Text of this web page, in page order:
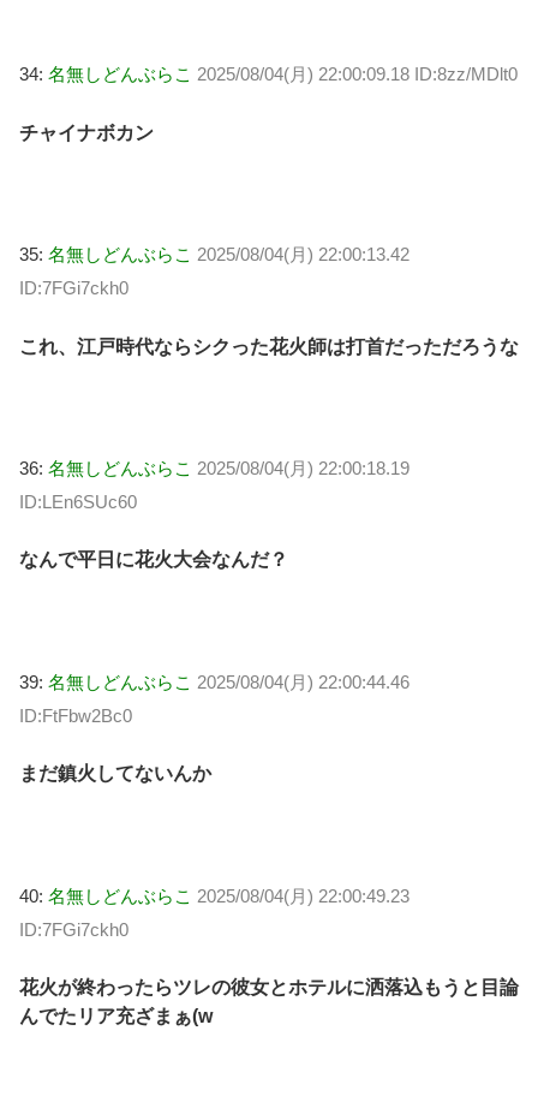
34: 名無しどんぶらこ 2025/08/04(月) 22:00:09.18 ID:8zz/MDlt0
チャイナボカン
35: 名無しどんぶらこ 2025/08/04(月) 22:00:13.42
ID:7FGi7ckh0
これ、江戸時代ならシクった花火師は打首だっただろうな
36: 名無しどんぶらこ 2025/08/04(月) 22:00:18.19
ID:LEn6SUc60
なんで平日に花火大会なんだ？
39: 名無しどんぶらこ 2025/08/04(月) 22:00:44.46
ID:FtFbw2Bc0
まだ鎮火してないんか
40: 名無しどんぶらこ 2025/08/04(月) 22:00:49.23
ID:7FGi7ckh0
花火が終わったらツレの彼女とホテルに洒落込もうと目論
んでたリア充ざまぁ(w